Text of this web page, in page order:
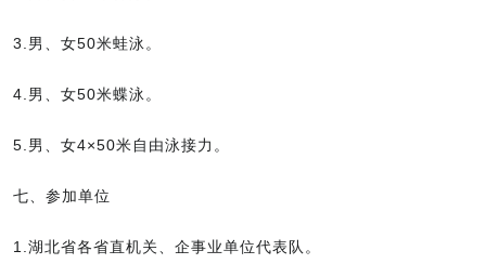
3.男、女50米蛙泳。
4.男、女50米蝶泳。
5.男、女4×50米自由泳接力。
七、参加单位
1.湖北省各省直机关、企事业单位代表队。